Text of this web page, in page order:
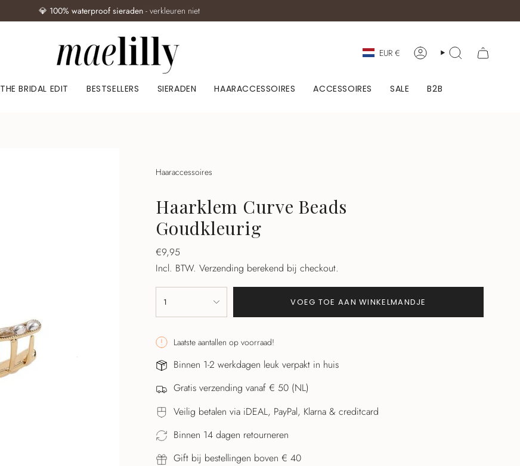
💎 100% waterproof sieraden - verkleuren niet
Valuta
EUR € ACCOUNTZOEKEN
THE BRIDAL EDIT BESTSELLERS SIERADEN HAARACCESSOIRES ACCESSOIRES SALE B2B
Haaraccessoires
Haarklem Curve Beads
Goudkleurig
Normale
prijs
€9,95
Incl. BTW. Verzending berekend bij checkout.
<span
class=\"quantity-
cart\">
{{
quantity
}}
</span>
winkelwagen",
"decrease"=>"Aantal
verlagen
voor
1 VOEG TOE AAN WINKELMANDJE
Laatste aantallen op voorraad!
Binnen 1-2 werkdagen leuk verpakt in huis
Gratis verzending vanaf € 50 (NL)
Veilig betalen via iDEAL, PayPal, Klarna & creditcard
Binnen 14 dagen retourneren
Gift bij bestellingen boven € 40